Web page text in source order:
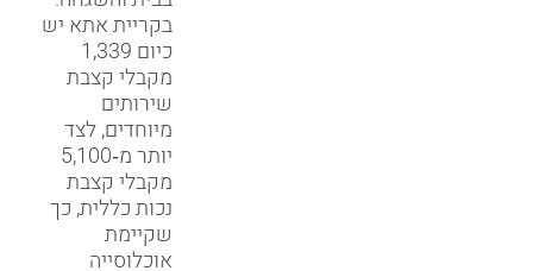
בקריית אתא יש
כיום 1,339
מקבלי קצבת
שירותים
מיוחדים, לצד
יותר מ‑5,100
מקבלי קצבת
נכות כללית, כך
שקיימת
אוכלוסייה